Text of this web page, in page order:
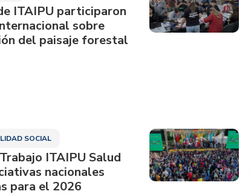
ITAIPU participaron
sobre
del paisaje forestal
SOCIAL
ITAIPU Salud
nacionales
para el 2026